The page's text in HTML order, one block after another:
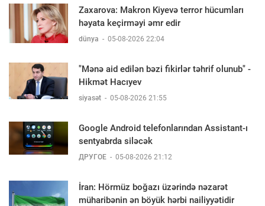
Zaxarova: Makron Kiyevə terror hücumları
həyata keçirməyi əmr edir
dünya - 05-08-2026 22:04
"Mənə aid edilən bəzi fikirlər təhrif olunub" -
Hikmət Hacıyev
siyasət - 05-08-2026 21:55
Google Android telefonlarından Assistant-ı
sentyabrda siləcək
ДРУГОЕ - 05-08-2026 21:12
İran: Hörmüz boğazı üzərində nəzarət
müharibənin ən böyük hərbi nailiyyətidir